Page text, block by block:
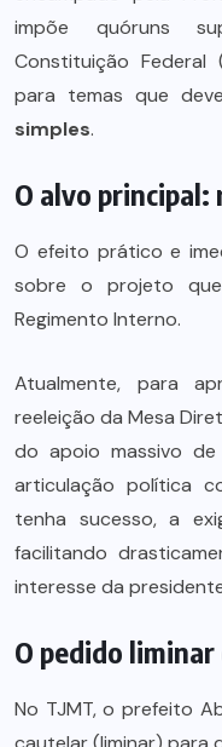
impõe quóruns
Constituição
para temas que
simples.
O alvo principal:
O efeito prático e
sobre o projeto
Regimento Interno.
Atualmente, para
reeleição da Mesa
do apoio massivo
articulação política
tenha sucesso, a
facilitando
interesse da
O pedido
No TJMT, o prefeito